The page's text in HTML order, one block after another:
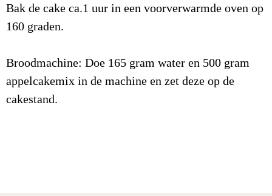
g/100gr
Waarvan suikers 40,0 g/100gr
Eiwitten
Bak de cake ca.1 uur in een voorverwarmde oven op
160 graden.
Broodmachine: Doe 165 gram water en 500 gram
appelcakemix in de machine en zet deze op de
cakestand.